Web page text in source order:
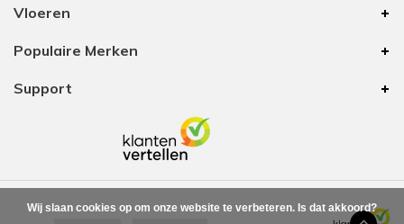
Vloeren
Populaire Merken
Support
Wij slaan cookies op om onze website te verbeteren. Is dat akkoord?